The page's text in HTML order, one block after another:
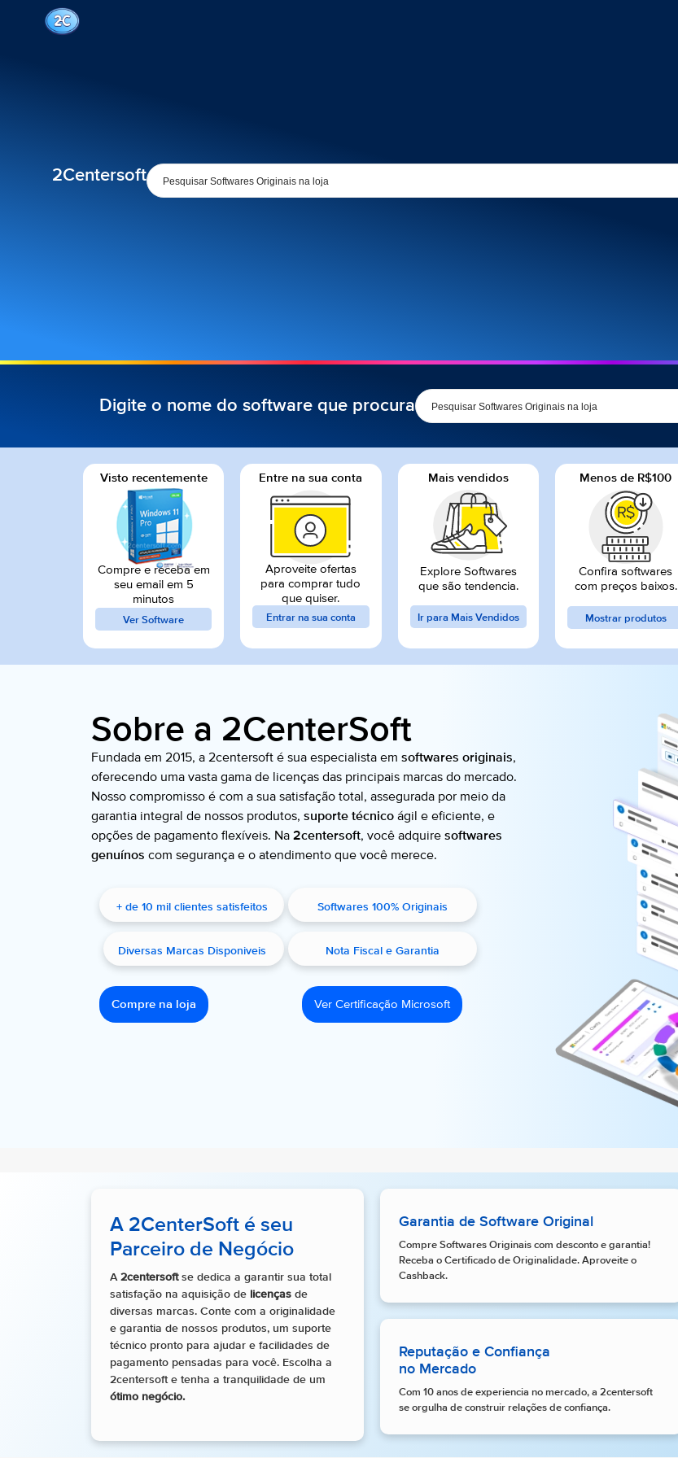
2Centersoft
Digite o nome do software que procura
Visto recentemente
Compre e receba em
seu email em 5
minutos
Ver Software
Entre na sua conta
Aproveite ofertas
para comprar tudo
que quiser.
Entrar na sua conta
Mais vendidos
Explore Softwares
que são tendencia.
Ir para Mais Vendidos
Menos de R$100
Confira softwares
com preços baixos.
Mostrar produtos
Sobre a 2CenterSoft
Fundada em 2015, a 2centersoft é sua especialista em softwares originais,
oferecendo uma vasta gama de licenças das principais marcas do mercado.
Nosso compromisso é com a sua satisfação total, assegurada por meio da
garantia integral de nossos produtos, suporte técnico ágil e eficiente, e
opções de pagamento flexíveis. Na 2centersoft, você adquire softwares
genuínos com segurança e o atendimento que você merece.
+ de 10 mil clientes satisfeitos Softwares 100% Originais
Diversas Marcas Disponiveis Nota Fiscal e Garantia
Compre na loja Ver Certificação Microsoft
A 2CenterSoft é seu
Parceiro de Negócio
A 2centersoftse dedica a garantir sua total
satisfação na aquisição de licenças de
diversas marcas. Conte com a originalidade
e garantia de nossos produtos, um suporte
técnico pronto para ajudar e facilidades de
pagamento pensadas para você. Escolha a
2centersoft e tenha a tranquilidade de um
ótimo negócio.
Garantia de Software Original
Compre Softwares Originais com desconto e garantia!
Receba o Certificado de Originalidade. Aproveite o
Cashback.
Reputação e Confiança
no Mercado
Com 10 anos de experiencia no mercado, a 2centersoft
se orgulha de construir relações de confiança.